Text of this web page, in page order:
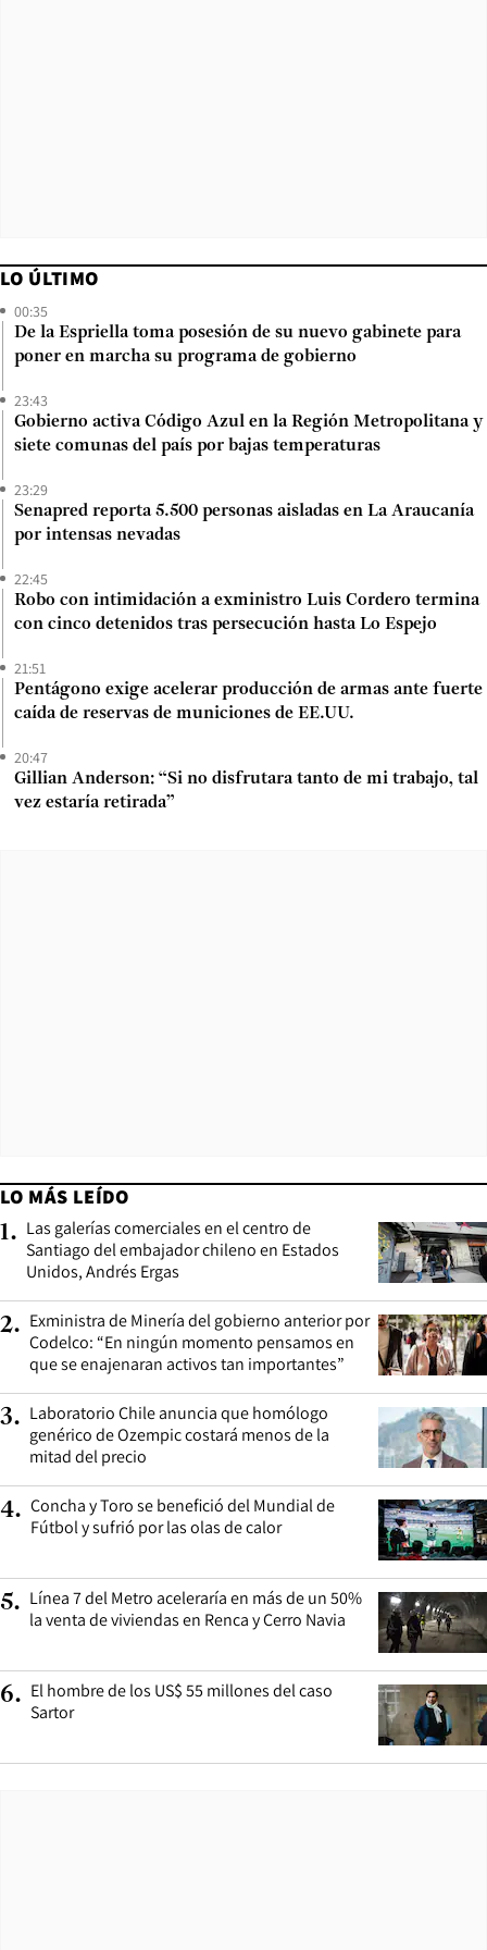
LO ÚLTIMO
00:35
De la Espriella toma posesión de su nuevo gabinete para
poner en marcha su programa de gobierno
23:43
Gobierno activa Código Azul en la Región Metropolitana y
siete comunas del país por bajas temperaturas
23:29
Senapred reporta 5.500 personas aisladas en La Araucanía
por intensas nevadas
22:45
Robo con intimidación a exministro Luis Cordero termina
con cinco detenidos tras persecución hasta Lo Espejo
21:51
Pentágono exige acelerar producción de armas ante fuerte
caída de reservas de municiones de EE.UU.
20:47
Gillian Anderson: “Si no disfrutara tanto de mi trabajo, tal
vez estaría retirada”
LO MÁS LEÍDO
1. Las galerías comerciales en el centro de
Santiago del embajador chileno en Estados
Unidos, Andrés Ergas
2. Exministra de Minería del gobierno anterior por
Codelco: “En ningún momento pensamos en
que se enajenaran activos tan importantes”
3. Laboratorio Chile anuncia que homólogo
genérico de Ozempic costará menos de la
mitad del precio
4. Concha y Toro se benefició del Mundial de
Fútbol y sufrió por las olas de calor
5. Línea 7 del Metro aceleraría en más de un 50%
la venta de viviendas en Renca y Cerro Navia
6. El hombre de los US$ 55 millones del caso
Sartor